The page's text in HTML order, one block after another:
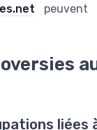
peuvent
liées